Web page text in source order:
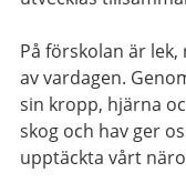
På förskolan är
av vardagen.
sin kropp, hjärna
skog och hav ger
upptäckta vårt